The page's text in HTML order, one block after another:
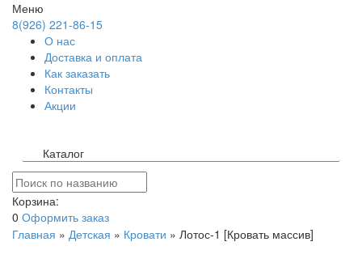
Меню
8(926) 221-86-15
О нас
Доставка и оплата
Как заказать
Контакты
Акции
Каталог
Корзина:
0 Оформить заказ
Главная » Детская » Кровати » Лотос-1 [Кровать массив]